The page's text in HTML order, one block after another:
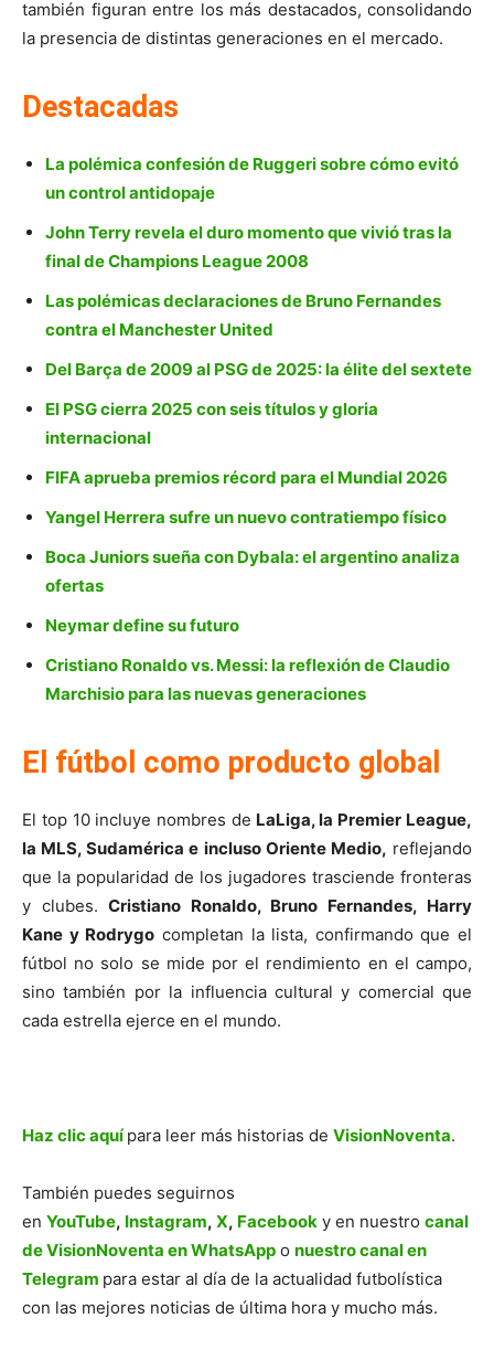
también figuran entre los más destacados, consolidando
la presencia de distintas generaciones en el mercado.
Destacadas
La polémica confesión de Ruggeri sobre cómo evitó
un control antidopaje
John Terry revela el duro momento que vivió tras la
final de Champions League 2008
Las polémicas declaraciones de Bruno Fernandes
contra el Manchester United
Del Barça de 2009 al PSG de 2025: la élite del sextete
El PSG cierra 2025 con seis títulos y gloria
internacional
FIFA aprueba premios récord para el Mundial 2026
Yangel Herrera sufre un nuevo contratiempo físico
Boca Juniors sueña con Dybala: el argentino analiza
ofertas
Neymar define su futuro
Cristiano Ronaldo vs. Messi: la reflexión de Claudio
Marchisio para las nuevas generaciones
El fútbol como producto global
El top 10 incluye nombres de LaLiga, la Premier League,
la MLS, Sudamérica e incluso Oriente Medio, reflejando
que la popularidad de los jugadores trasciende fronteras
y clubes. Cristiano Ronaldo, Bruno Fernandes, Harry
Kane y Rodrygo completan la lista, confirmando que el
fútbol no solo se mide por el rendimiento en el campo,
sino también por la influencia cultural y comercial que
cada estrella ejerce en el mundo.
Haz clic aquí para leer más historias de VisionNoventa.
También puedes seguirnos
en YouTube, Instagram, X, Facebook y en nuestro canal
de VisionNoventa en WhatsApp o nuestro canal en
Telegram para estar al día de la actualidad futbolística
con las mejores noticias de última hora y mucho más.